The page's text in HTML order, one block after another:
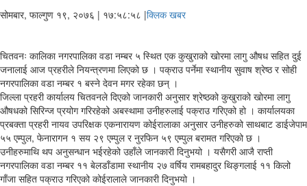
सोमबार, फाल्गुण १९, २०७६ | १७:५८:५८ |क्लिक खबर
चितवनः कालिका नगरपालिका वडा नम्बर ५ स्थित एक कुखुराको खोरमा लागु औषध सहित दुई
जनालाई आज प्रहरीले नियन्त्रणमा लिएको छ । पक्राउ पर्नेमा स्थानीय सुवाष श्रेष्ठ र सोही
नगरपालिका वडा नम्बर १ बस्ने देवन मगर रहेका छन् ।
जिल्ला प्रहरी कार्यालय चितवनले दिएको जानकारी अनुसार श्रेष्ठको कुखुराको खोरमा लागु
औषधको सिरिन्ज प्रयोग गरिरहेको अबस्थामा उनीहरुलाई पक्राउ गरिएको हो । कार्यालयका
प्रबक्ता प्रहरी नायव उपरिक्षक एकनारायण कोईरालाका अनुसार उनीहरुको साथबाट डाईजेपाम
५५ एम्पुल, फेनारागन १ सय २९ एम्पुल र नुरफिन ५९ एम्पुल बरामत गरिएको छ ।
उनीहरुमाथि थप अनुसन्धान भईरहेको उहाँले जानकारी दिनुभयो । यसैगरी आजै राप्ती
नगरपालिका वडा नम्बर ११ बेलडाँडामा स्थानीय २७ वर्षिय रामबहादुर थिङ्गलाई ११ किलो
गाँजा सहित पक्राउ गरिएको कोईरालाले जानकारी दिनुभयो ।